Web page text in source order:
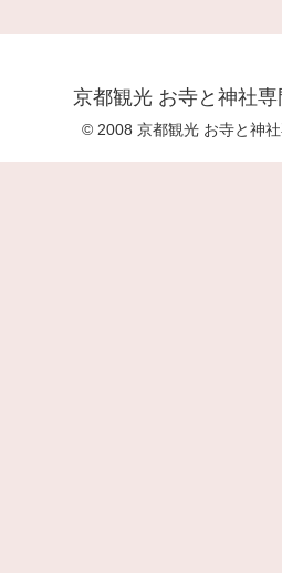
京都観光 お寺と神社
© 2008 京都観光 お寺と神